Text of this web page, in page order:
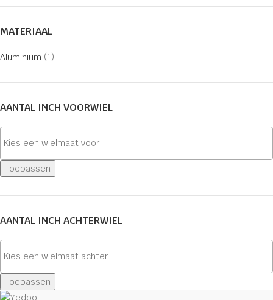
MATERIAAL
Aluminium (1)
AANTAL INCH VOORWIEL
Toepassen
AANTAL INCH ACHTERWIEL
Toepassen